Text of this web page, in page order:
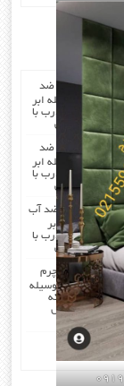
ترین چرم ضد
بوسیله ابر
میشود که درب با
ترین چرم ضد
بوسیله ابر
میشود که درب با
ترین چرم ضد آب
بوسیله ابر
میشود که درب با
مرغوب ترین چرم
و چارچوب بوسیله
انجام میشود که
درب با چارچوب فیکس میشود۰۹۱۹۶۳۷۵۸۰۰-۰۹۳۰۷۸۰۱۷۸۸مهندس
ضد-صدا ۰۹۱۹۶۳۷۵۸۰۰